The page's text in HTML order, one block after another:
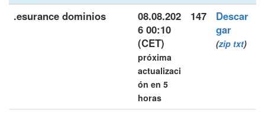
.esurance dominios
08.08.202
6 00:10
(CET)
próxima
actualizaci
ón en 5
horas
147
Descar
gar
(zip txt)